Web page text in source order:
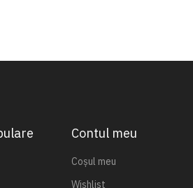
Contul meu
Coșul meu
Wishlist